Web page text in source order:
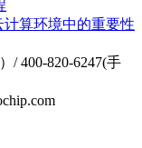
算环境中的重要性
/ 400-820-6247(手